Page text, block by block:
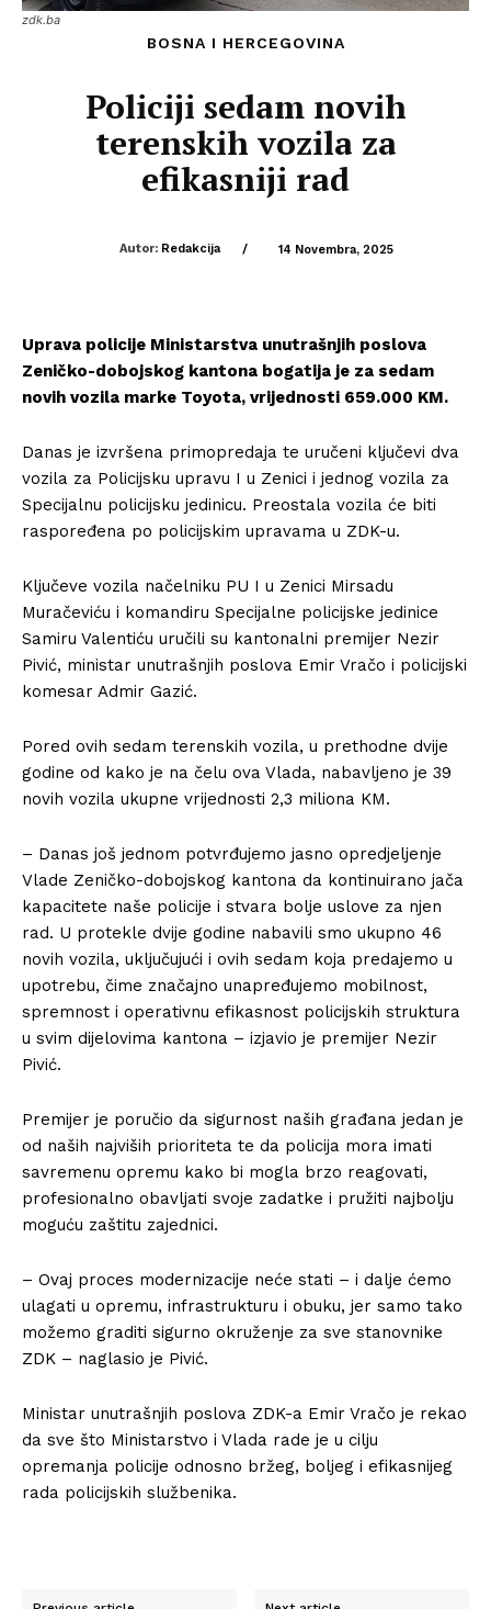
zdk.ba
BOSNA I HERCEGOVINA
Policiji sedam novih
terenskih vozila za
efikasniji rad
Autor: Redakcija / 14 Novembra, 2025
Uprava policije Ministarstva unutrašnjih poslova
Zeničko-dobojskog kantona bogatija je za sedam
novih vozila marke Toyota, vrijednosti 659.000 KM.
Danas je izvršena primopredaja te uručeni ključevi dva
vozila za Policijsku upravu I u Zenici i jednog vozila za
Specijalnu policijsku jedinicu. Preostala vozila će biti
raspoređena po policijskim upravama u ZDK-u.
Ključeve vozila načelniku PU I u Zenici Mirsadu
Muračeviću i komandiru Specijalne policijske jedinice
Samiru Valentiću uručili su kantonalni premijer Nezir
Pivić, ministar unutrašnjih poslova Emir Vračo i policijski
komesar Admir Gazić.
Pored ovih sedam terenskih vozila, u prethodne dvije
godine od kako je na čelu ova Vlada, nabavljeno je 39
novih vozila ukupne vrijednosti 2,3 miliona KM.
– Danas još jednom potvrđujemo jasno opredjeljenje
Vlade Zeničko-dobojskog kantona da kontinuirano jača
kapacitete naše policije i stvara bolje uslove za njen
rad. U protekle dvije godine nabavili smo ukupno 46
novih vozila, uključujući i ovih sedam koja predajemo u
upotrebu, čime značajno unapređujemo mobilnost,
spremnost i operativnu efikasnost policijskih struktura
u svim dijelovima kantona – izjavio je premijer Nezir
Pivić.
Premijer je poručio da sigurnost naših građana jedan je
od naših najviših prioriteta te da policija mora imati
savremenu opremu kako bi mogla brzo reagovati,
profesionalno obavljati svoje zadatke i pružiti najbolju
moguću zaštitu zajednici.
– Ovaj proces modernizacije neće stati – i dalje ćemo
ulagati u opremu, infrastrukturu i obuku, jer samo tako
možemo graditi sigurno okruženje za sve stanovnike
ZDK – naglasio je Pivić.
Ministar unutrašnjih poslova ZDK-a Emir Vračo je rekao
da sve što Ministarstvo i Vlada rade je u cilju
opremanja policije odnosno bržeg, boljeg i efikasnijeg
rada policijskih službenika.